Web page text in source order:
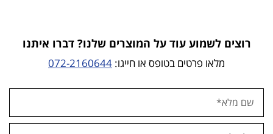
רוצים לשמוע עוד על המוצרים שלנו? דברו איתנו
מלאו פרטים בטופס או חייגו: 072-2160644